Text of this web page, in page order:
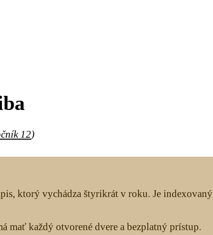
12)
ktorý vychádza štyrikrát v roku. Je
mať každý otvorené dvere a bezplatný prístup.